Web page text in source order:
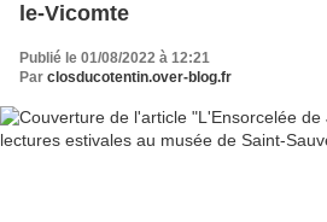
le-Vicomte
Publié le 01/08/2022 à 12:21
Par closducotentin.over-blog.fr